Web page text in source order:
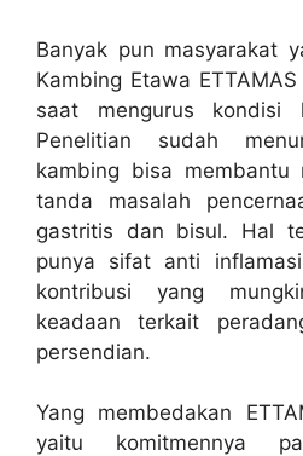
Banyak pun masyarakat
Kambing Etawa
saat mengurus kondisi
Penelitian sudah
kambing bisa membantu
tanda masalah
gastritis dan bisul. Hal
punya sifat anti
kontribusi yang
keadaan terkait
persendian.
Yang membedakan
yaitu komitmennya